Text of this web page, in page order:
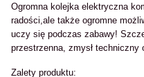
Ogromna kolejka elektryczna
radości,ale także ogromne
uczy się podczas zabawy!
przestrzenna, zmysł techniczny
Zalety produktu: